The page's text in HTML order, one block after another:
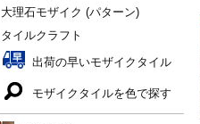
大理石モザイク (パターン)
タイルクラフト
出荷の早いモザイクタイル
モザイクタイルを色で探す